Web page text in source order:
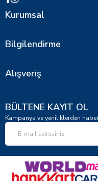
Kurumsal
Bilgilendirme
Alışveriş
BÜLTENE KAYIT OL
Kampanya ve yeniliklerden